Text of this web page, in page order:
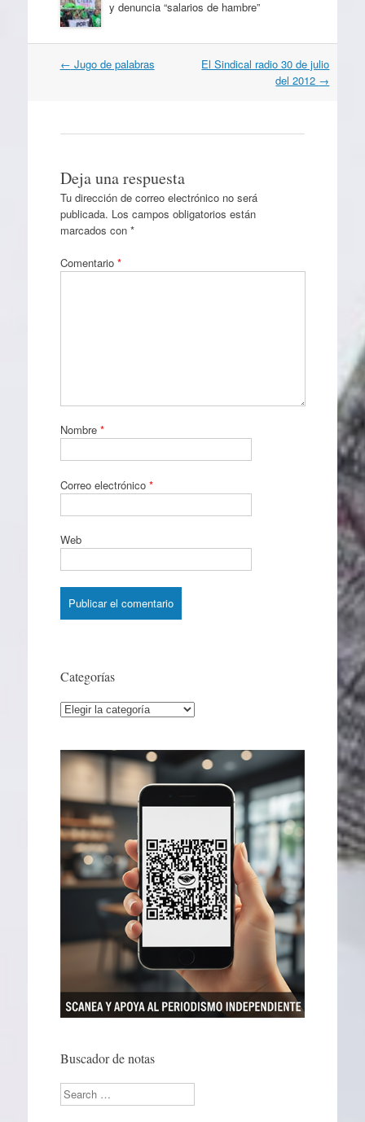
y denuncia “salarios de hambre”
Navegación
← Jugo de palabras
El Sindical radio 30 de julio
del 2012 →
Deja una respuesta
Tu dirección de correo electrónico no será
publicada. Los campos obligatorios están
marcados con *
Comentario *
Nombre *
Correo electrónico *
Web
Categorías
Categorías
Buscador de notas
Search